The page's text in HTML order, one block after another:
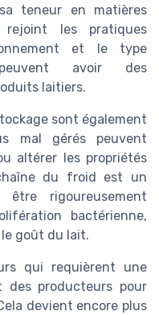
teneur en matières
les pratiques
et le type
avoir des
laitiers.
sont également
mal gérés peuvent
altérer les propriétés
du froid est un
rigoureusement
bactérienne,
goût du lait.
qui requièrent une
producteurs pour
devient encore plus